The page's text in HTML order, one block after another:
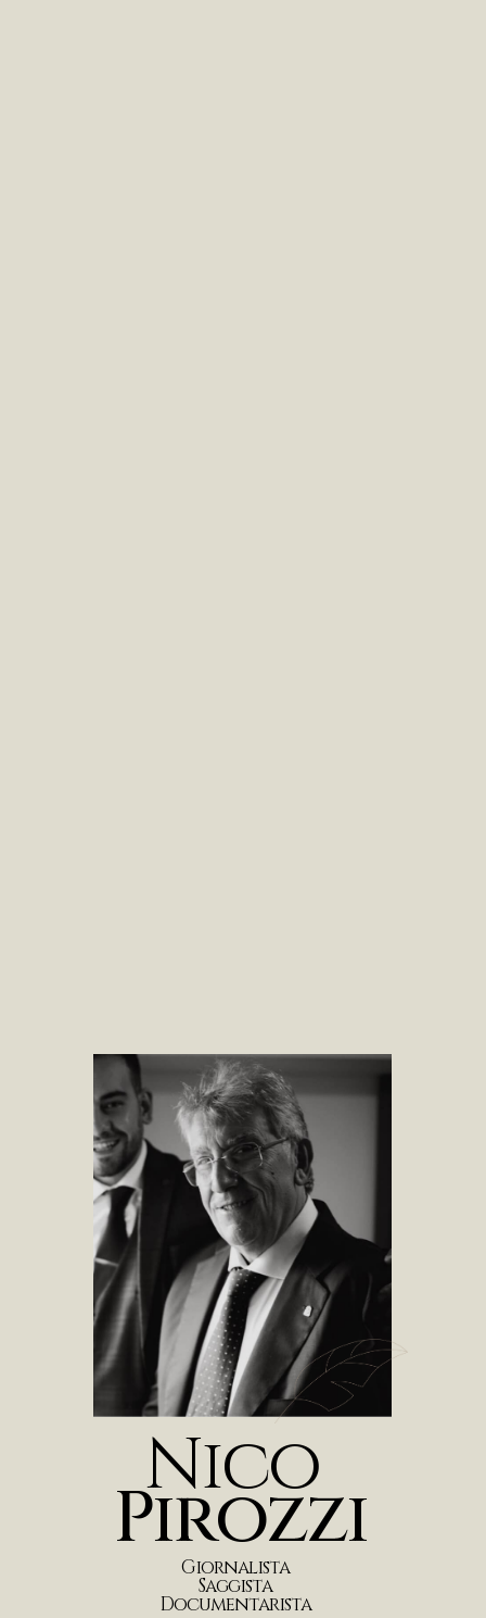
Nico
Giornalista
Saggista
Documentarista
Pirozzi